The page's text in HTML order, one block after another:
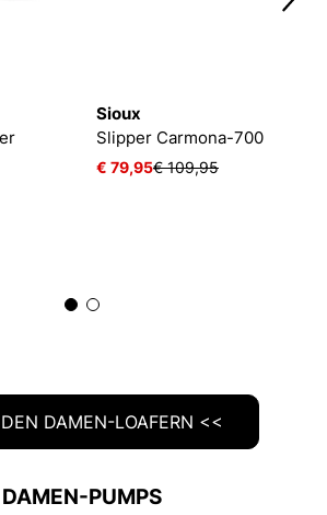
Sioux
Slipper Carmona-700
€ 79,95€ 109,95
DAMEN-LOAFERN <<
DAMEN-PUMPS